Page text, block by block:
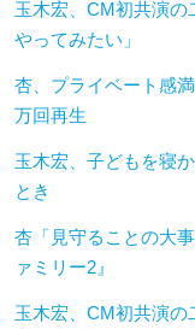
玉木宏、CM初共演の
やってみたい」
杏、プライベート感
万回再生
玉木宏、子どもを寝
とき
杏「見守ることの大
ァミリー2』
玉木宏、CM初共演の